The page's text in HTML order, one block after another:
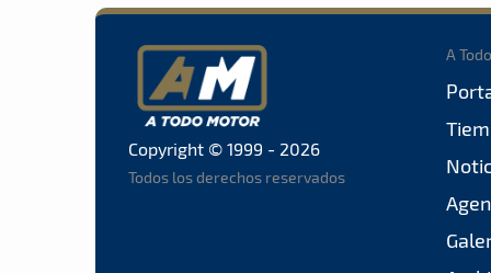
Copyright © 1999 - 2026
Todos los derechos reservados
A